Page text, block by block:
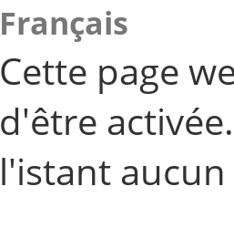
Français
Cette page
d'être
l'istant